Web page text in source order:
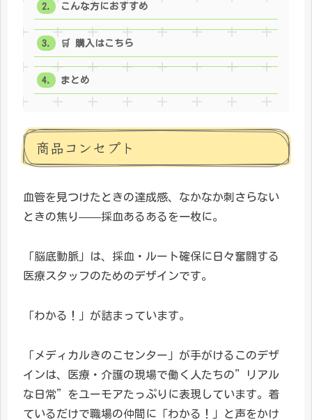
こんな方におすすめ
🛒 購入はこちら
まとめ
商品コンセプト
血管を見つけたときの達成感、なかなか刺さらない
ときの焦り——採血あるあるを一枚に。
「脳底動脈」は、採血・ルート確保に日々奮闘する
医療スタッフのためのデザインです。
「わかる！」が詰まっています。
「メディカルきのこセンター」が手がけるこのデザ
インは、医療・介護の現場で働く人たちの”リアル
な日常”をユーモアたっぷりに表現しています。着
ているだけで職場の仲間に「わかる！」と声をかけ